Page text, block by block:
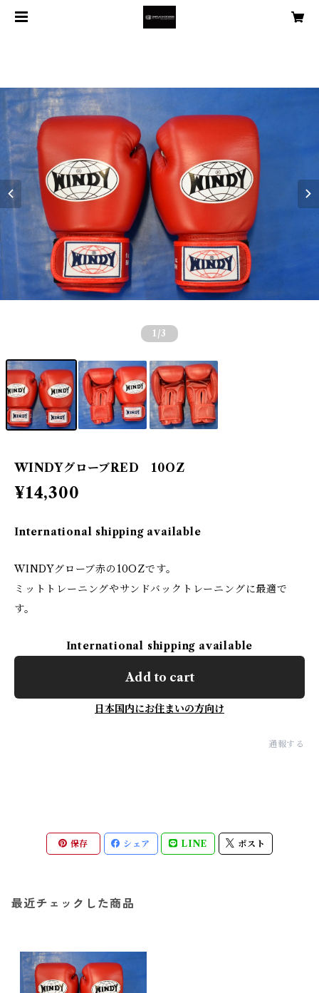
1 /3
WINDYグローブRED 10OZ
¥14,300
International shipping available
WINDYグローブ赤の10OZです。
ミットトレーニングやサンドバックトレーニングに最適で
す。
International shipping available
Add to cart
日本国内にお住まいの方向け
通報する
保存 シェア LINE ポスト
最近チェックした商品